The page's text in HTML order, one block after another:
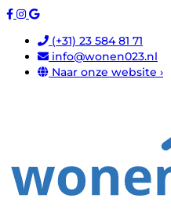
(+31) 23 584 81 71
info@wonen023.nl
Naar onze website ›